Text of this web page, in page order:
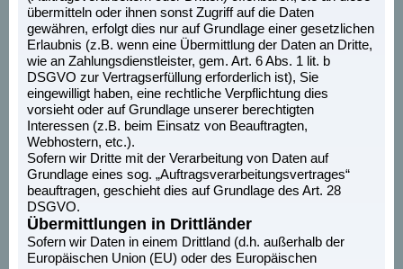
übermitteln oder ihnen sonst Zugriff auf die Daten
gewähren, erfolgt dies nur auf Grundlage einer gesetzlichen
Erlaubnis (z.B. wenn eine Übermittlung der Daten an Dritte,
wie an Zahlungsdienstleister, gem. Art. 6 Abs. 1 lit. b
DSGVO zur Vertragserfüllung erforderlich ist), Sie
eingewilligt haben, eine rechtliche Verpflichtung dies
vorsieht oder auf Grundlage unserer berechtigten
Interessen (z.B. beim Einsatz von Beauftragten,
Webhostern, etc.).
Sofern wir Dritte mit der Verarbeitung von Daten auf
Grundlage eines sog. „Auftragsverarbeitungsvertrages“
beauftragen, geschieht dies auf Grundlage des Art. 28
DSGVO.
Übermittlungen in Drittländer
Sofern wir Daten in einem Drittland (d.h. außerhalb der
Europäischen Union (EU) oder des Europäischen